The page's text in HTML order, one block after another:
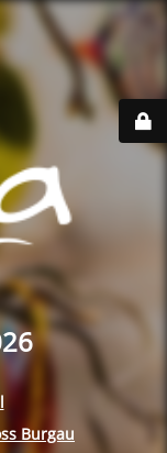
Burgau